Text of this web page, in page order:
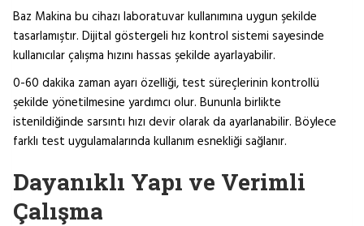
Baz Makina bu cihazı laboratuvar kullanımına uygun şekilde
tasarlamıştır. Dijital göstergeli hız kontrol sistemi sayesinde
kullanıcılar çalışma hızını hassas şekilde ayarlayabilir.
0-60 dakika zaman ayarı özelliği, test süreçlerinin kontrollü
şekilde yönetilmesine yardımcı olur. Bununla birlikte
istenildiğinde sarsıntı hızı devir olarak da ayarlanabilir. Böylece
farklı test uygulamalarında kullanım esnekliği sağlanır.
Dayanıklı Yapı ve Verimli
Çalışma